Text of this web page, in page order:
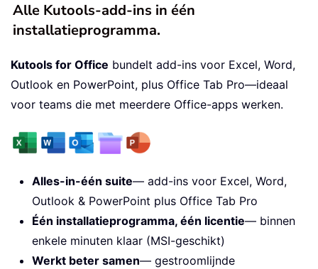
Alle Kutools-add-ins in één
installatieprogramma.
Kutools for Office bundelt add-ins voor Excel, Word,
Outlook en PowerPoint, plus Office Tab Pro—ideaal
voor teams die met meerdere Office-apps werken.
Alles-in-één suite— add-ins voor Excel, Word,
Outlook & PowerPoint plus Office Tab Pro
Één installatieprogramma, één licentie— binnen
enkele minuten klaar (MSI-geschikt)
Werkt beter samen— gestroomlijnde